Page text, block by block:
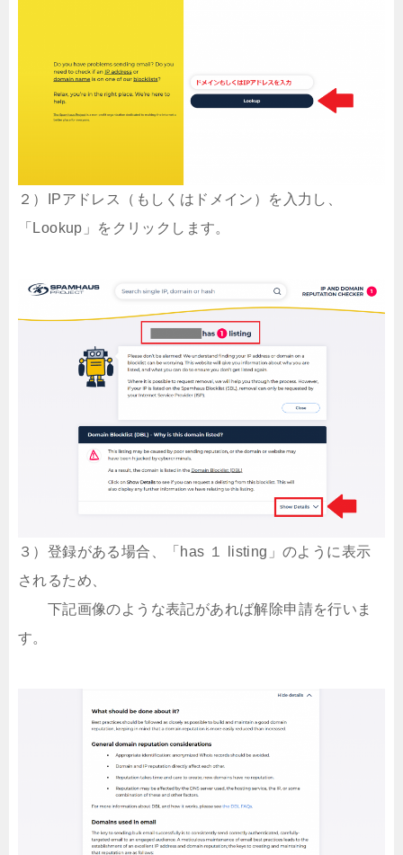
２）IPアドレス（もしくはドメイン）を入力し、
「Lookup」をクリックします。
３）登録がある場合、「has １ listing」のように表示
されるため、
下記画像のような表記があれば解除申請を行いま
す。